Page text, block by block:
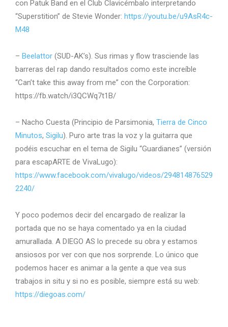
con Patuk Band en el Club Clavicémbalo interpretando
“Superstition” de Stevie Wonder: https://youtu.be/u9AsR4c-
M48
– Beelattor (SUD-AK’s). Sus rimas y flow trasciende las
barreras del rap dando resultados como este increíble
“Can’t take this away from me” con the Corporation:
https://fb.watch/i3QCWq7t1B/
– Nacho Cuesta (Principio de Parsimonia, Tierra de Cinco
Minutos, Sigilu). Puro arte tras la voz y la guitarra que
podéis escuchar en el tema de Sigilu “Guardianes” (versión
para escapARTE de VivaLugo):
https://www.facebook.com/vivalugo/videos/294814876529
2240/
Y poco podemos decir del encargado de realizar la
portada que no se haya comentado ya en la ciudad
amurallada. A DIEGO AS lo precede su obra y estamos
ansiosos por ver con que nos sorprende. Lo único que
podemos hacer es animar a la gente a que vea sus
trabajos in situ y si no es posible, siempre está su web:
https://diegoas.com/